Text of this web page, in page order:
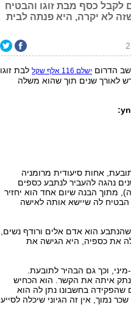
כסף מבת זוגו והבטיח
לא יקרה, היא פנתה לבית
הדרום ישלם 116 אלף שקל
לבת זוגו
לאורך שנים תוך שהוא משלה
שנים. התובעת, אחות סיעודית מרומניה
נהגה להעביר לנתבע כספים
מתוך הבנה שיום אחד הוא יחזיר
לה שיישא אותה לאישה
הוא אדם אלים ורודף נשים,
לה את כספיה, היא הגישה את
וכך גם הבהיר לתובעת.
איתה את הקשר. הוא הכחיש
בחשבונו נתן לה הוא
נמוך, אין זה הגיוני שיכלה לסייע